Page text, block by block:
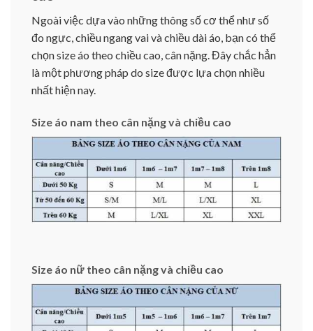
Ngoài việc dựa vào những thông số cơ thể như số
đo ngực, chiều ngang vai và chiều dài áo, bạn có thể
chọn size áo theo chiều cao, cân nặng. Đây chắc hẳn
là một phương pháp do size được lựa chọn nhiều
nhất hiện nay.
Size áo nam theo cân nặng và chiều cao
Size áo nữ theo cân nặng và chiều cao